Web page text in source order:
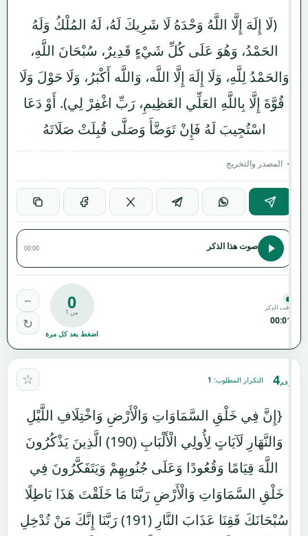
(لَا إِلَهَ إِلَّا اللَّهُ وَحْدَهُ لَا شَرِيكَ لَهُ، لَهُ المُلْكُ وَلَهُ
الحَمْدُ، وَهُوَ عَلَى كُلِّ شَيْءٍ قَدِيرٌ، سُبْحَانَ اللَّهِ،
وَالحَمْدُ لِلَّهِ، وَلَا إِلَهَ إِلَّا اللَّه، وَاللَّه أَكْبَرُ، وَلَا حَوْلَ وَلَا
قُوَّةَ إِلَّا بِاللَّهِ العَلِّي العَظِيمِ، رَبِّ اغْفِرْ لِي). أَوْ دَعَا
اسْتُجِيبَ لَهُ فَإِنْ تَوَضَّأَ وَصَلَّى قُبِلَتْ صَلَاتَهُ
المصدر والتخريج
صوت هذا الذكر 00:00
وقت الذكر
00:01
0
من 1
اضغط بعد كل مرة
−
↻
رقم4 التكرار المطلوب: 1
☆
{إِنَّ فِي خَلْقِ السَّمَاوَاتِ وَالْأَرْضِ وَاخْتِلَافِ اللَّيْلِ
وَالنَّهَارِ لَآيَاتٍ لِأُولِي الْأَلْبَابِ (190) الَّذِينَ يَذْكُرُونَ
اللَّهَ قِيَامًا وَقُعُودًا وَعَلَى جُنُوبِهِمْ وَيَتَفَكَّرُونَ فِي
خَلْقِ السَّمَاوَاتِ وَالْأَرْضِ رَبَّنَا مَا خَلَقْتَ هَذَا بَاطِلًا
سُبْحَانَكَ فَقِنَا عَذَابَ النَّارِ (191) رَبَّنَا إِنَّكَ مَنْ تُدْخِلِ